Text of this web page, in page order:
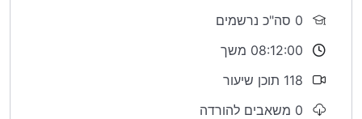
0 סה"כ נרשמים
08:12:00 משך
118 תוכן שיעור
0 משאבים להורדה